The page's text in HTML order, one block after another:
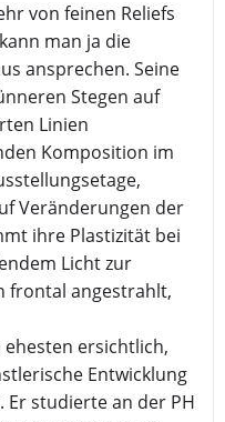
von feinen Reliefs
man ja die
ansprechen. Seine
Stegen auf
Linien
Komposition im
Veränderungen der
ihre Plastizität bei
Licht zur
frontal angestrahlt,
ersichtlich,
Entwicklung
studierte an der PH